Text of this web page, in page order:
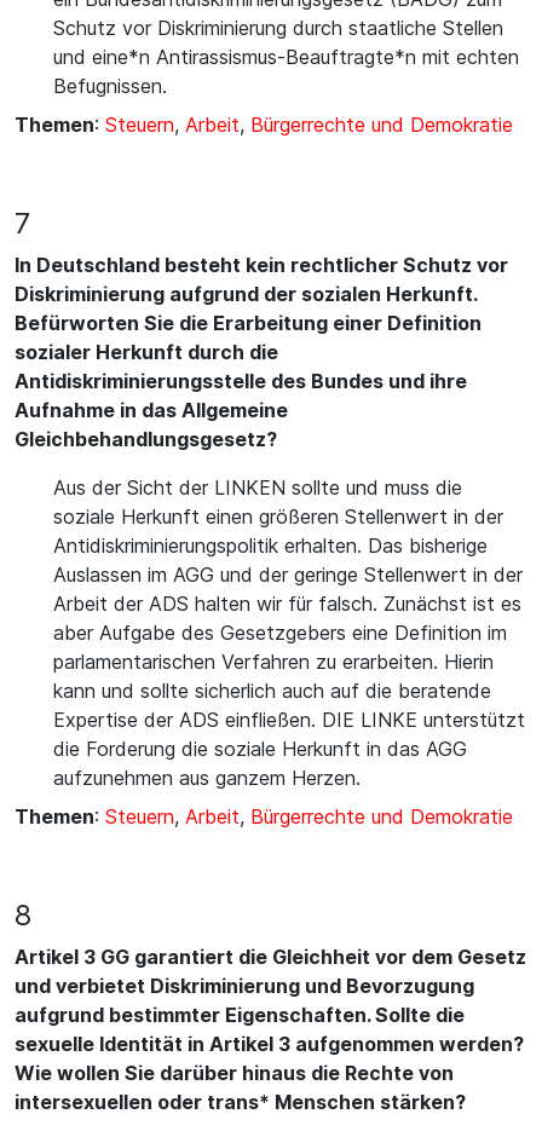
Schutz vor Diskriminierung durch staatliche Stellen
und eine*n Antirassismus-Beauftragte*n mit echten
Befugnissen.
Themen: Steuern, Arbeit, Bürgerrechte und Demokratie
7
In Deutschland besteht kein rechtlicher Schutz vor
Diskriminierung aufgrund der sozialen Herkunft.
Befürworten Sie die Erarbeitung einer Definition
sozialer Herkunft durch die
Antidiskriminierungsstelle des Bundes und ihre
Aufnahme in das Allgemeine
Gleichbehandlungsgesetz?
Aus der Sicht der LINKEN sollte und muss die
soziale Herkunft einen größeren Stellenwert in der
Antidiskriminierungspolitik erhalten. Das bisherige
Auslassen im AGG und der geringe Stellenwert in der
Arbeit der ADS halten wir für falsch. Zunächst ist es
aber Aufgabe des Gesetzgebers eine Definition im
parlamentarischen Verfahren zu erarbeiten. Hierin
kann und sollte sicherlich auch auf die beratende
Expertise der ADS einfließen. DIE LINKE unterstützt
die Forderung die soziale Herkunft in das AGG
aufzunehmen aus ganzem Herzen.
Themen: Steuern, Arbeit, Bürgerrechte und Demokratie
8
Artikel 3 GG garantiert die Gleichheit vor dem Gesetz
und verbietet Diskriminierung und Bevorzugung
aufgrund bestimmter Eigenschaften. Sollte die
sexuelle Identität in Artikel 3 aufgenommen werden?
Wie wollen Sie darüber hinaus die Rechte von
intersexuellen oder trans* Menschen stärken?